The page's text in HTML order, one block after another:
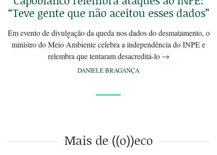
“Teve gente que não aceitou esses dados”
Em evento de divulgação da queda nos dados do desmatamento, o
ministro do Meio Ambiente celebra a independência do INPE e
relembra que tentaram desacreditá-lo →
DANIELE BRAGANÇA
Mais de ((o))eco